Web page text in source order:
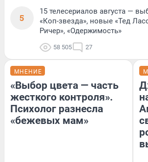
5
15 телесериалов августа —
«Коп-звезда», новые «Тед
Ричер», «Одержимость»
58 505 27
МНЕНИЕ
«Выбор цвета — часть
жесткого контроля».
Психолог разнесла
«бежевых мам»